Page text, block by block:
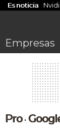
Es noticia
Empresas
Pro•